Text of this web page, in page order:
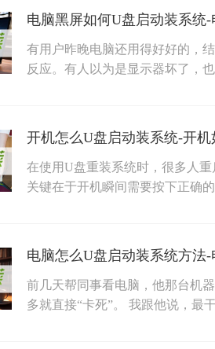
有用户昨晚电脑还用得好好的，
反应。有人以为是显示器坏了，
开机怎么U盘启动装系统-开
在使用U盘重装系统时，很多人
关键在于开机瞬间需要按下正确
前几天帮同事看电脑，他那台机
多就直接“卡死”。 我跟他说，最